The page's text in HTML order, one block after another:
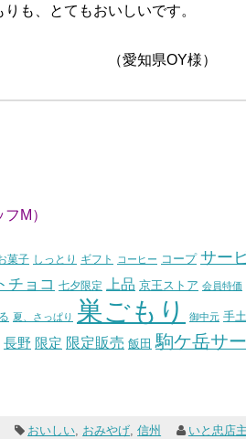
も、とてもおいしいです。
様）
菓子 しっとり ギフト コーヒー コープ サー
チョコ 七夕限定 上品 京王ストア 会員特価
夏、さっぱり 巣ごもり 御中元 手
長野 限定 限定販売 飯田 駒ケ岳サ
おいしい, おみやげ,信州 いと忠店